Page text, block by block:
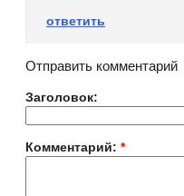
ответить
Отправить комментарий
Заголовок:
Комментарий: *